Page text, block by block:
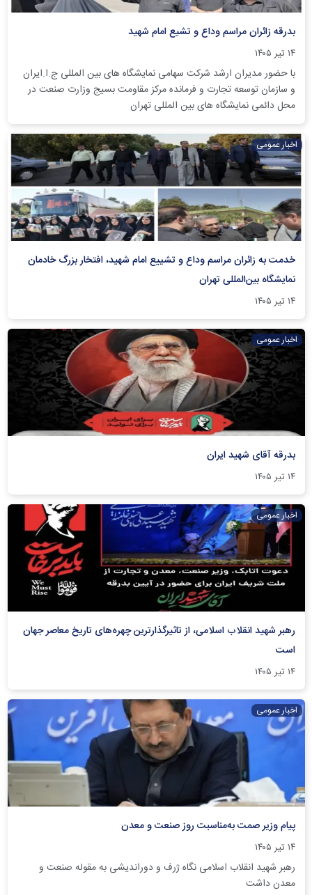
بدرقه زائران مراسم وداع و تشیع امام شهید
۱۴ تیر ۱۴۰۵
با حضور مدیران ارشد شرکت سهامی نمایشگاه های بین المللی ج.ا.ایران
و سازمان توسعه تجارت و فرمانده مرکز مقاومت بسیج وزارت صنعت در
محل دائمی نمایشگاه های بین المللی تهران
اخبار عمومی
خدمت به زائران مراسم وداع و تشییع امام شهید، افتخار بزرگ خادمان
نمایشگاه بین‌المللی تهران
۱۴ تیر ۱۴۰۵
اخبار عمومی
بدرقه آقای شهید ایران
۱۴ تیر ۱۴۰۵
اخبار عمومی
رهبر شهید انقلاب اسلامی، از تاثیرگذارترین چهره‌های تاریخ معاصر جهان
است
۱۴ تیر ۱۴۰۵
اخبار عمومی
پیام وزیر صمت به‌مناسبت روز صنعت و معدن
۱۴ تیر ۱۴۰۵
رهبر شهید انقلاب اسلامی نگاه ژرف و دوراندیشی به مقوله صنعت و
معدن داشت